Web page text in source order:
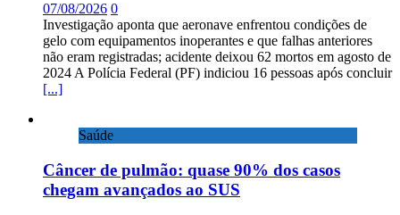
07/08/2026 0
Investigação aponta que aeronave enfrentou condições de
gelo com equipamentos inoperantes e que falhas anteriores
não eram registradas; acidente deixou 62 mortos em agosto de
2024 A Polícia Federal (PF) indiciou 16 pessoas após concluir
[...]
Saúde
Câncer de pulmão: quase 90% dos casos
chegam avançados ao SUS